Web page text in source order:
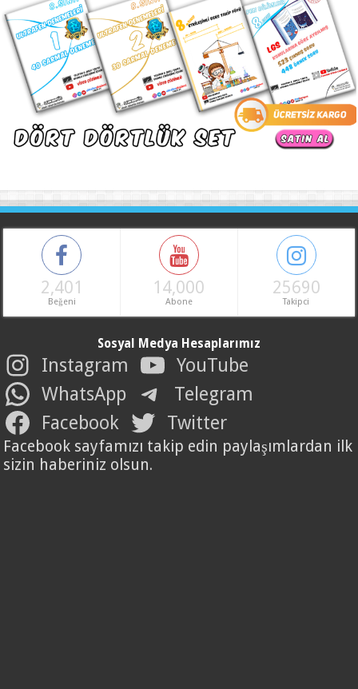
2,401
Beğeni
14,000
Abone
25690
Takipci
Sosyal Medya Hesaplarımız
Instagram
YouTube
WhatsApp
Telegram
Facebook
Twitter
Facebook sayfamızı takip edin paylaşımlardan ilk
sizin haberiniz olsun.